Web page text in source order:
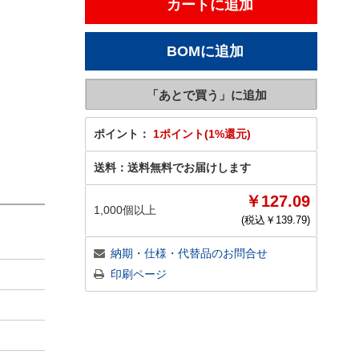
ポイント： 1ポイント(1%還元)
送料： 送料無料でお届けします
1,000個以上 ￥127.09
(税込￥ 139.79)
納期・仕様・代替品のお問合せ
印刷ページ